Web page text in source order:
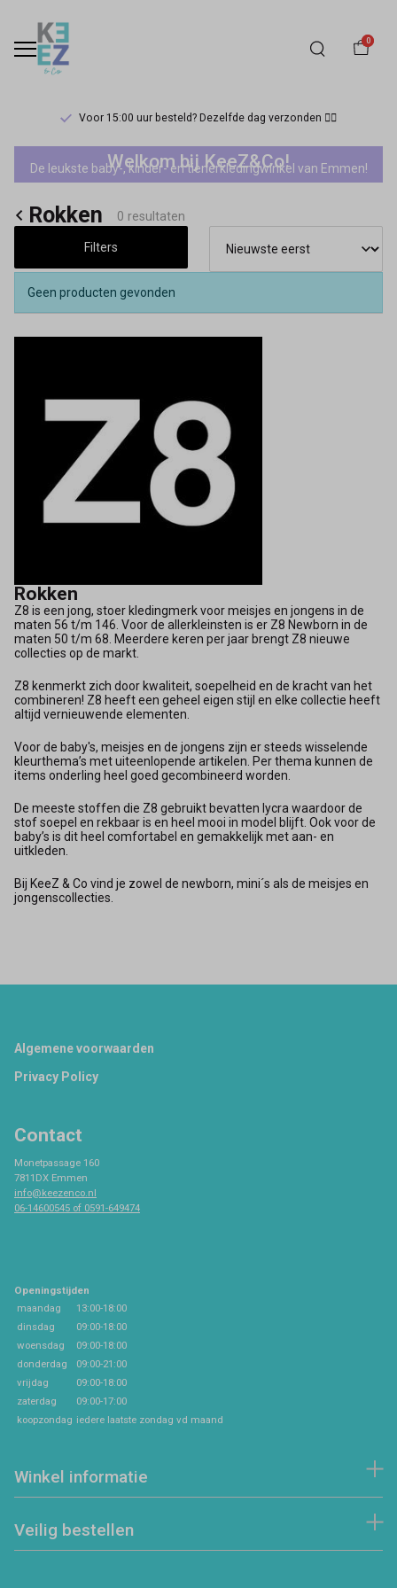
0
Voor 15:00 uur besteld? Dezelfde dag verzonden 🏃‍♀️
Rokken
Keez&Co
Welkom bij KeeZ&Co!
De leukste baby-, kinder- en tienerkledingwinkel van Emmen!
Rokken 0 resultaten
Filters
Geen producten gevonden
Rokken
Z8 is een jong, stoer kledingmerk voor meisjes en jongens in de
maten 56 t/m 146. Voor de allerkleinsten is er Z8 Newborn in de
maten 50 t/m 68. Meerdere keren per jaar brengt Z8 nieuwe
collecties op de markt.
Z8 kenmerkt zich door kwaliteit, soepelheid en de kracht van het
combineren! Z8 heeft een geheel eigen stijl en elke collectie heeft
altijd vernieuwende elementen.
Voor de baby's, meisjes en de jongens zijn er steeds wisselende
kleurthema’s met uiteenlopende artikelen. Per thema kunnen de
items onderling heel goed gecombineerd worden.
De meeste stoffen die Z8 gebruikt bevatten lycra waardoor de
stof soepel en rekbaar is en heel mooi in model blijft. Ook voor de
baby’s is dit heel comfortabel en gemakkelijk met aan- en
uitkleden.
Bij KeeZ & Co vind je zowel de newborn, mini´s als de meisjes en
jongenscollecties.
Footer
Algemene voorwaarden
Privacy Policy
Contact
Monetpassage 160
7811DX Emmen
info@keezenco.nl
06-14600545 of 0591-649474
Openingstijden
maandag
13:00-18:00
dinsdag
09:00-18:00
woensdag
09:00-18:00
donderdag
09:00-21:00
vrijdag
09:00-18:00
zaterdag
09:00-17:00
koopzondag iedere laatste zondag vd maand
Winkel informatie
Veilig bestellen